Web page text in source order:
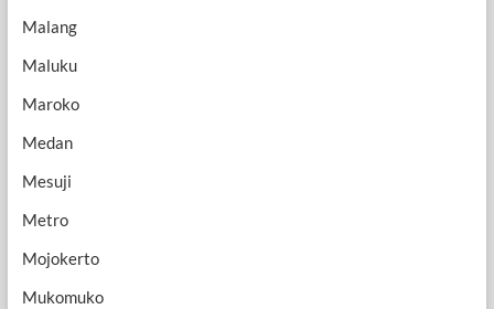
Malang
Maluku
Maroko
Medan
Mesuji
Metro
Mojokerto
Mukomuko